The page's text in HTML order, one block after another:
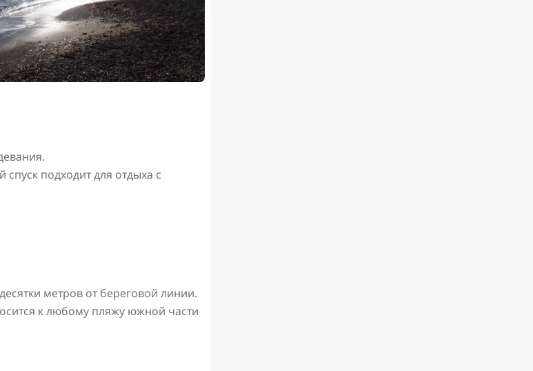
подходит для отдыха с
метров от береговой линии.
к любому пляжу южной части